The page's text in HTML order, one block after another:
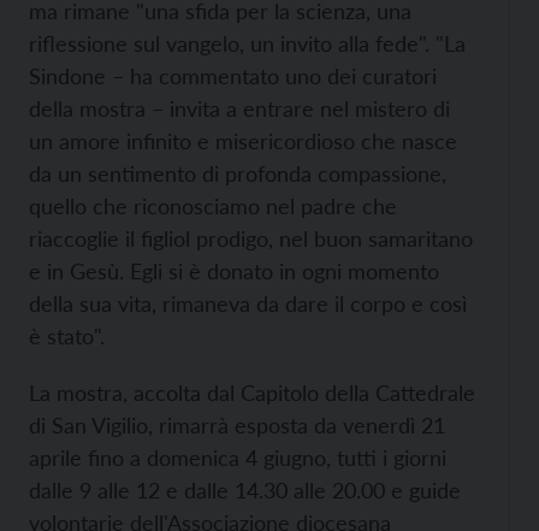
ma rimane "una sfida per la scienza, una
riflessione sul vangelo, un invito alla fede". "La
Sindone – ha commentato uno dei curatori
della mostra – invita a entrare nel mistero di
un amore infinito e misericordioso che nasce
da un sentimento di profonda compassione,
quello che riconosciamo nel padre che
riaccoglie il figliol prodigo, nel buon samaritano
e in Gesù. Egli si è donato in ogni momento
della sua vita, rimaneva da dare il corpo e così
è stato".
La mostra, accolta dal Capitolo della Cattedrale
di San Vigilio, rimarrà esposta da venerdì 21
aprile fino a domenica 4 giugno, tutti i giorni
dalle 9 alle 12 e dalle 14.30 alle 20.00 e guide
volontarie dell'Associazione diocesana